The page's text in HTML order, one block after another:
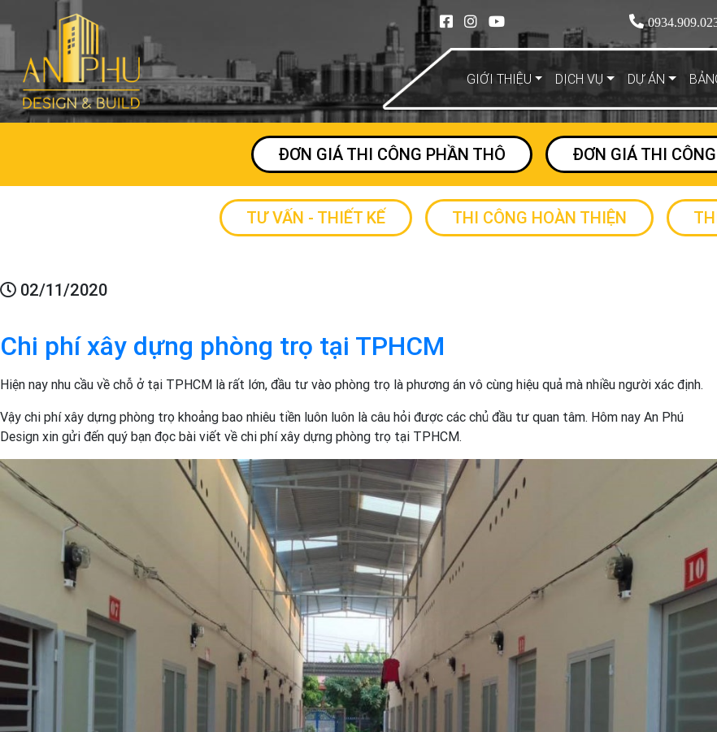
GIỚI THIỆU DỊCH VỤ DỰ ÁN
ĐƠN GIÁ THI CÔNG PHẦN THÔ ĐƠN GIÁ THI
TƯ VẤN - THIẾT KẾ THI CÔNG HOÀN THIỆN
02/11/2020
Chi phí xây dựng phòng trọ tại TPHCM
Hiện nay nhu cầu về chỗ ở tại TPHCM là rất lớn, đầu tư vào phòng trọ là phương án vô cùng hiệu quả mà nhiều người xác định.
Vậy chi phí xây dựng phòng trọ khoảng bao nhiêu tiền luôn luôn là câu hỏi được các chủ đầu tư quan tâm. Hôm nay An Phú
Design xin gửi đến quý bạn đọc bài viết về chi phí xây dựng phòng trọ tại TPHCM.